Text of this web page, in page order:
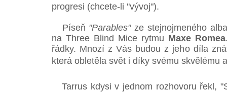
progresi (chcete-li "vývoj").
Píseň "Parables"ze stejnojmeného
na Three Blind Mice rytmu Maxe Romea
řádky. Mnozí z Vás budou z jeho díla
která obletěla svět i díky svému skvělému
Tarrus kdysi v jednom rozhovoru řekl,